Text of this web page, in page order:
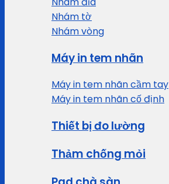
Nhám tờ
Nhám vòng
Máy in tem nhãn
Máy in tem nhãn cầm tay
Máy in tem nhãn cố định
Thiết bị đo lường
Thảm chống mỏi